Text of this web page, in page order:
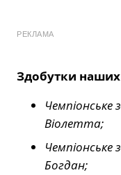
РЕКЛАМА
Здобутки наших
Чемпіонське
Віолетта;
Чемпіонське
Богдан;